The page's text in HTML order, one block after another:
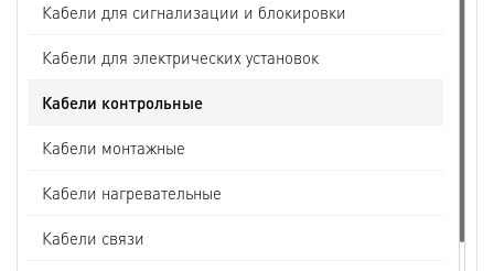
Кабели для сигнализации и блокировки
Кабели для электрических установок
Кабели контрольные
Кабели монтажные
Кабели нагревательные
Кабели связи